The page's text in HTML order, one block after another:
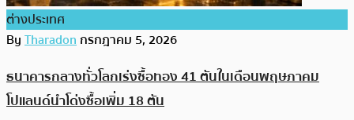
ต่างประเทศ
ByTharadonกรกฎาคม 5, 2026
ธนาคารกลางทั่วโลกเร่งซื้อทอง 41 ตันในเดือนพฤษภาคม
โปแลนด์นำโด่งซื้อเพิ่ม 18 ตัน